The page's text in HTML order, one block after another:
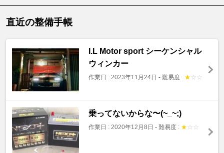
直近の整備手帳
I.L Motor sport シーケンシャル
ウィンカー
作業日 : 2023年11月24日 - 難易度 : ★ ☆ ☆
乗ってないからな〜(~_~;)
作業日 : 2020年12月8日 - 難易度 : ★ ☆ ☆